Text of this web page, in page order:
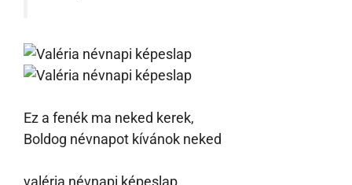
Ez a fenék ma neked kerek,
Boldog névnapot kívánok neked
valéria névnapi képeslap